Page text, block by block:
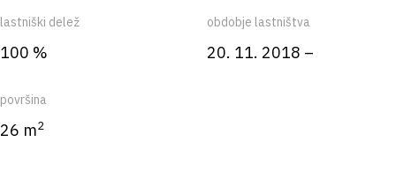
lastniški delež
100 %
obdobje lastništva
20. 11. 2018 –
površina
26 m2